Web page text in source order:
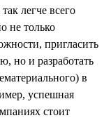
легче всего
не только
пригласить
но и разработать
в
успешная
стоит